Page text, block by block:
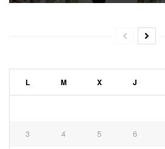
L M X J
3 4 5 6